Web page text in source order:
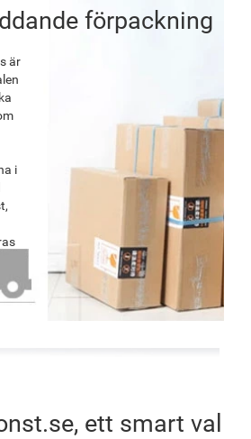
förpackning
är
i
ett smart val